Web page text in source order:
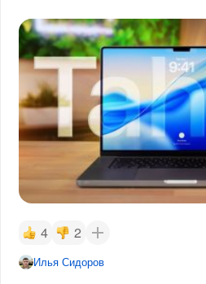
4 2
Илья Сидоров